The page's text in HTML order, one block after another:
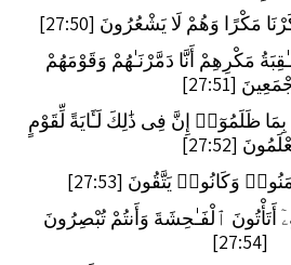
وَهُمْ لَا يَشْعُرُونَ [27:50]
مَكْرِهِمْ أَنَّا دَمَّرْنَـٰهُمْ وَقَوْمَهُمْ
[27:51]
ظَلَمُوٓا۟ إِنَّ فِى ذَٰلِكَ لَـَٔايَةً لِّقَوْمٍ
[27:52]
وَكَانُوا۟ يَتَّقُونَ [27:53]
أَتَأْتُونَ ٱلْفَـٰحِشَةَ وَأَنتُمْ تُبْصِرُونَ
[27:54]